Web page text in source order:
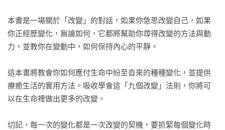
本書是一場關於「改變」的對話，如果你急思改變自己，如果
你正經歷變化，無論如何，它都將幫助你尋得改變的方法與動
力，並教你在變動中，如何保持內心的平靜。
這本書將教會你如何應付生命中紛至沓來的種種變化，並提供
療癒生活的實用方法。吸收學會這「九個改變」法則，你將可
以在生命裡做出更多的改變。
切記，每一次的變化都是一次改變的契機，要抓緊每個變化時